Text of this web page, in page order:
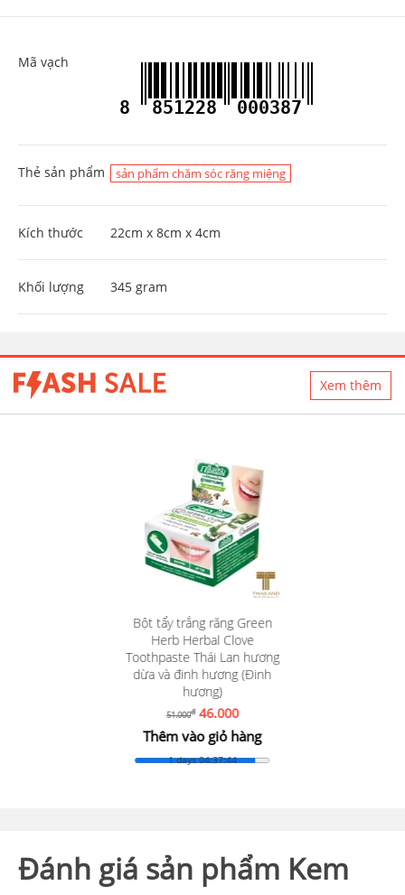
Mã vạch
8 851228 000387
Thẻ sản phẩm sản phẩm chăm sóc răng miệng
Kích thước 22cm x 8cm x 4cm
Khối lượng 345 gram
Xem thêm
Bột tẩy trắng răng Green
Herb Herbal Clove
Toothpaste Thái Lan hương
dừa và đinh hương (Đinh
hương)
51.000đ46.000
Thêm vào giỏ hàng
1 days 04:37:43
Đánh giá sản phẩm Kem